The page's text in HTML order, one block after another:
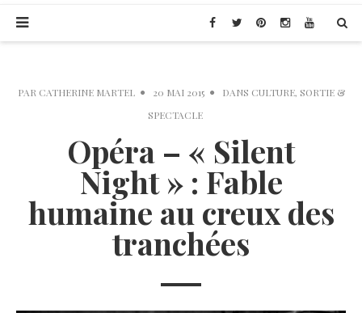
PAR CATHERINE MARTEL 20 MAI 2015 DANS CULTURE, SORTIE &
SPECTACLE
Opéra – « Silent
Night » : Fable
humaine au creux des
tranchées